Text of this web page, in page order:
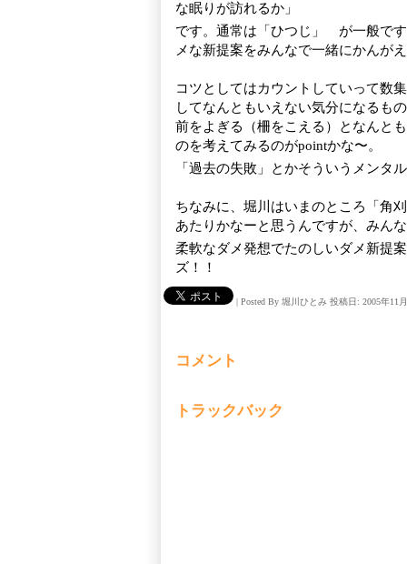
な眠りが訪れるか」
です。通常は「ひつじ」 が一般で
メな新提案をみんなで一緒にかんが
コツとしてはカウントしていって数
してなんともいえない気分になるも
前をよぎる（柵をこえる）となんと
のを考えてみるのがpointかな〜。
「過去の失敗」とかそういうメンタ
ちなみに、堀川はいまのところ「角
あたりかなーと思うんですが、みん
柔軟なダメ発想でたのしいダメ新提
ズ！！
| Posted By 堀川ひとみ 投稿日: 2005年11
コメント
トラックバック